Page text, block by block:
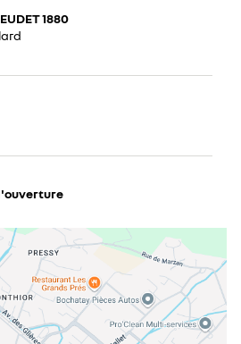
1880
08:00 - 12:0014:00 - 19:00
08:00 - 12:00
14:00 - 19:00
08:00 - 12:0014:00 - 19:00
08:00 - 12:00
14:00 - 19:00
08:00 - 12:0014:00 - 19:00
fermé